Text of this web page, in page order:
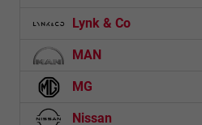
Lynk & Co
MAN
MG
Nissan